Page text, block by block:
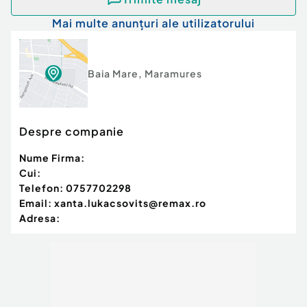
Mai multe anunțuri ale utilizatorului
Baia Mare, Maramures
Despre companie
Nume Firma:
Cui:
Telefon: 0757702298
Email: xanta.lukacsovits@remax.ro
Adresa: